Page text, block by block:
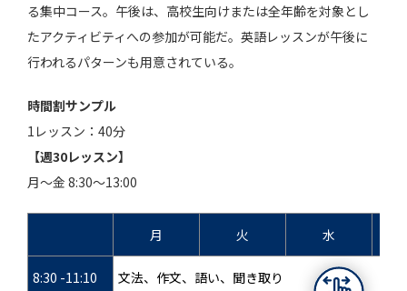
る集中コース。午後は、高校生向けまたは全年齢を対象とし
たアクティビティへの参加が可能だ。英語レッスンが午後に
行われるパターンも用意されている。
時間割サンプル
1レッスン：40分
【週30レッスン】
月～金 8:30～13:00
月 火 水
8:30 -11:10 文法、作文、語い、聞き取り